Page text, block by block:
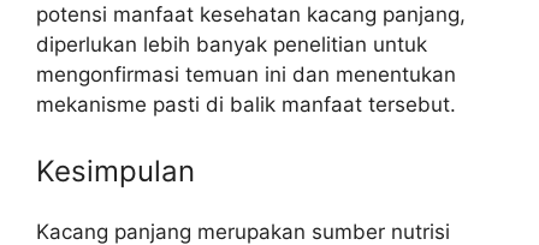
potensi manfaat kesehatan kacang panjang,
diperlukan lebih banyak penelitian untuk
mengonfirmasi temuan ini dan menentukan
mekanisme pasti di balik manfaat tersebut.
Kesimpulan
Kacang panjang merupakan sumber nutrisi